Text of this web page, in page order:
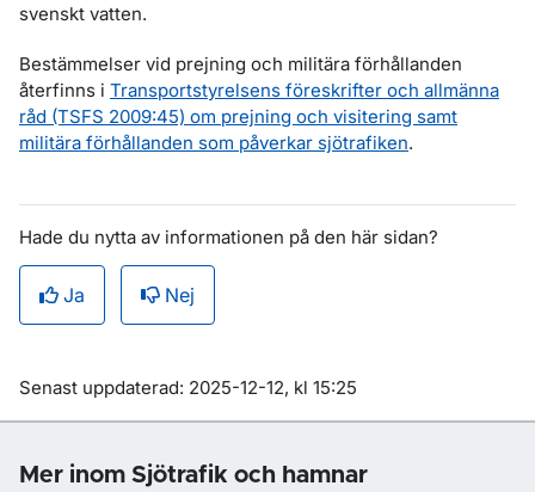
svenskt vatten.
Bestämmelser vid prejning och militära förhållanden
återfinns i Transportstyrelsens föreskrifter och allmänna
råd (TSFS 2009:45) om prejning och visitering samt
militära förhållanden som påverkar sjötrafiken.
Hade du nytta av informationen på den här sidan?
Ja Nej
Om sidan
Senast uppdaterad: 2025-12-12, kl 15:25
Mer inom Sjötrafik och hamnar